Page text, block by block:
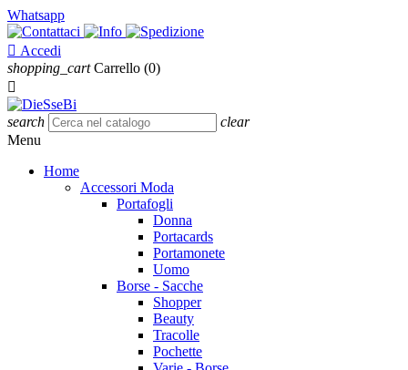
Whatsapp
 Accedi
shopping_cart Carrello (0)

search
clear
Menu
Home
Accessori Moda
Portafogli
Donna
Portacards
Portamonete
Uomo
Borse - Sacche
Shopper
Beauty
Tracolle
Pochette